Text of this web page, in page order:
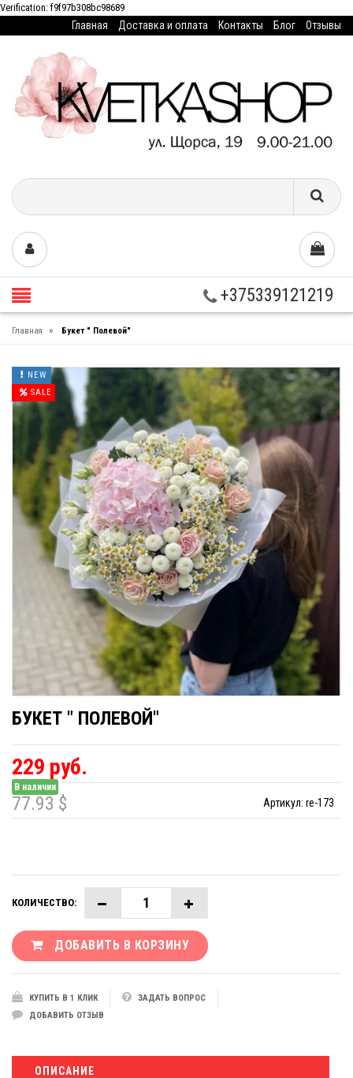
Verification: f9f97b308bc98689
Главная Доставка и оплата Контакты Блог Отзывы
+375339121219
Главная » Букет " Полевой"
SALE
NEW
БУКЕТ " ПОЛЕВОЙ"
229 руб.
В наличии
Артикул: re-173
77.93 $
КОЛИЧЕСТВО:
ДОБАВИТЬ В КОРЗИНУ
КУПИТЬ В 1 КЛИК
ЗАДАТЬ ВОПРОС
ДОБАВИТЬ ОТЗЫВ
ОПИСАНИЕ